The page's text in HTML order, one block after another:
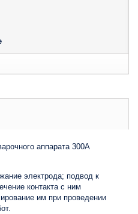
аппарата 300А
электрода; подвод к
контакта с ним
им при проведении